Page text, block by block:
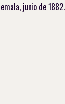
junio de 1882.